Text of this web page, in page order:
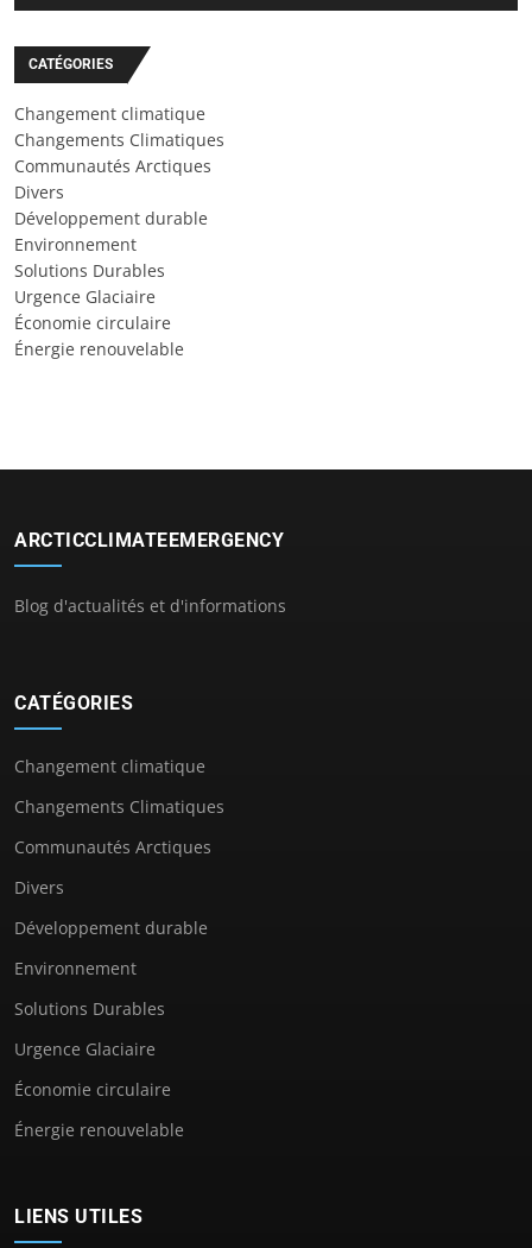
CATÉGORIES
Changement climatique
Changements Climatiques
Communautés Arctiques
Divers
Développement durable
Environnement
Solutions Durables
Urgence Glaciaire
Économie circulaire
Énergie renouvelable
ARCTICCLIMATEEMERGENCY
Blog d'actualités et d'informations
CATÉGORIES
Changement climatique
Changements Climatiques
Communautés Arctiques
Divers
Développement durable
Environnement
Solutions Durables
Urgence Glaciaire
Économie circulaire
Énergie renouvelable
LIENS UTILES